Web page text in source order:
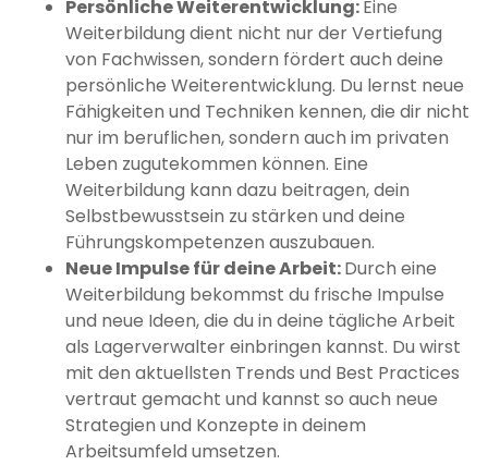
Persönliche Weiterentwicklung:Eine
Weiterbildung dient nicht nur der Vertiefung
von Fachwissen, sondern fördert auch deine
persönliche Weiterentwicklung. Du lernst neue
Fähigkeiten und Techniken kennen, die dir nicht
nur im beruflichen, sondern auch im privaten
Leben zugutekommen können. Eine
Weiterbildung kann dazu beitragen, dein
Selbstbewusstsein zu stärken und deine
Führungskompetenzen auszubauen.
Neue Impulse für deine Arbeit:Durch eine
Weiterbildung bekommst du frische Impulse
und neue Ideen, die du in deine tägliche Arbeit
als Lagerverwalter einbringen kannst. Du wirst
mit den aktuellsten Trends und Best Practices
vertraut gemacht und kannst so auch neue
Strategien und Konzepte in deinem
Arbeitsumfeld umsetzen.